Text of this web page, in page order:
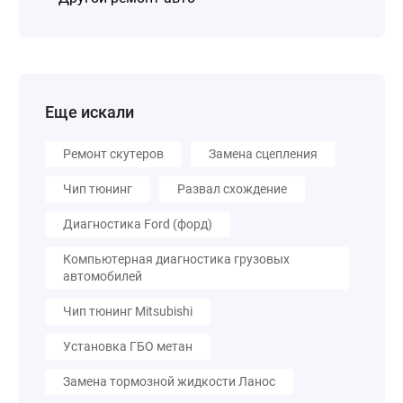
Еще искали
Ремонт скутеров Замена сцепления
Чип тюнинг Развал схождение
Диагностика Ford (форд)
Компьютерная диагностика грузовых
автомобилей
Чип тюнинг Mitsubishi
Установка ГБО метан
Замена тормозной жидкости Ланос